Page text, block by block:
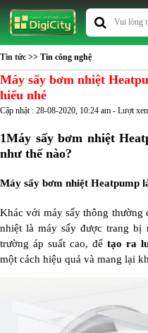
Tin tức >> Tin công nghệ
Máy sấy bơm nhiệt
hiểu nhé
Cập nhật : 28-08-2020, 10:24 am - Lượt
1Máy sấy bơm nhiệt
như thế nào?
Máy sấy bơm nhiệt Heatpump
Khác với máy sấy thông thường
nhiệt là máy sấy được trang bị
trường áp suất cao, để tạo ra
một cách hiệu quả và mang lại